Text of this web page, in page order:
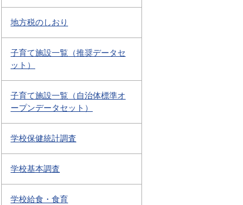
地方税のしおり
子育て施設一覧（推奨データセ
ット）
子育て施設一覧（自治体標準オ
ープンデータセット）
学校保健統計調査
学校基本調査
学校給食・食育